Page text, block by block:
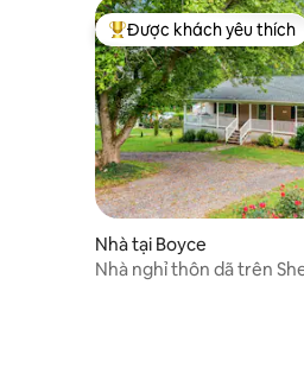
Được khách yêu thích
Được khách yêu thích
Nhà tại Boyce
Nhà nghỉ thôn dã trên